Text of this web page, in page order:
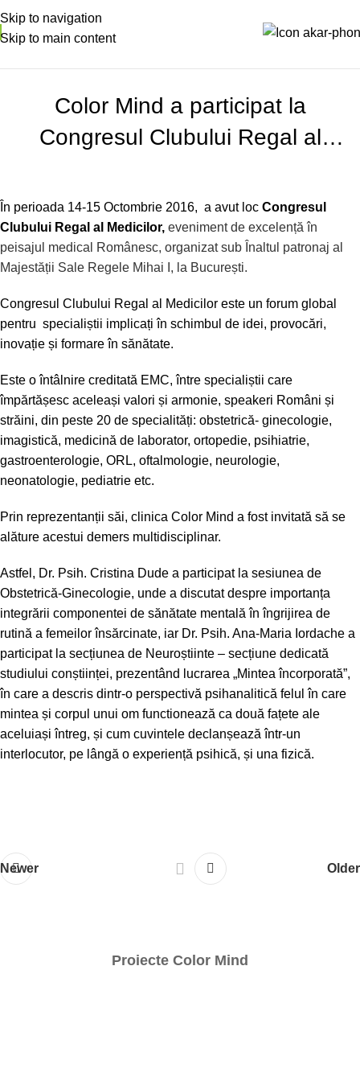
Skip to navigation
Skip to main content
Color Mind a participat la
Congresul Clubului Regal al
În perioada 14-15 Octombrie 2016, a avut loc Congresul
Clubului Regal al Medicilor, eveniment de excelență în
peisajul medical Românesc, organizat sub Înaltul patronaj al
Majestății Sale Regele Mihai I, la București.
Congresul Clubului Regal al Medicilor este un forum global
pentru specialiștii implicați în schimbul de idei, provocări,
inovație și formare în sănătate.
Este o întâlnire creditată EMC, între specialiștii care
împărtășesc aceleași valori și armonie, speakeri Români și
străini, din peste 20 de specialități: obstetrică- ginecologie,
imagistică, medicină de laborator, ortopedie, psihiatrie,
gastroenterologie, ORL, oftalmologie, neurologie,
neonatologie, pediatrie etc.
Prin reprezentanții săi, clinica Color Mind a fost invitată să se
alăture acestui demers multidisciplinar.
Astfel, Dr. Psih. Cristina Dude a participat la sesiunea de
Obstetrică-Ginecologie, unde a discutat despre importanța
integrării componentei de sănătate mentală în îngrijirea de
rutină a femeilor însărcinate, iar Dr. Psih. Ana-Maria Iordache a
participat la secțiunea de Neuroștiinte – secțiune dedicată
studiului conștiinței, prezentând lucrarea „Mintea încorporată”,
în care a descris dintr-o perspectivă psihanalitică felul în care
mintea și corpul unui om functionează ca două fațete ale
aceluiași întreg, și cum cuvintele declanșează într-un
interlocutor, pe lângă o experiență psihică, și una fizică.
Newer Older
Proiecte Color Mind